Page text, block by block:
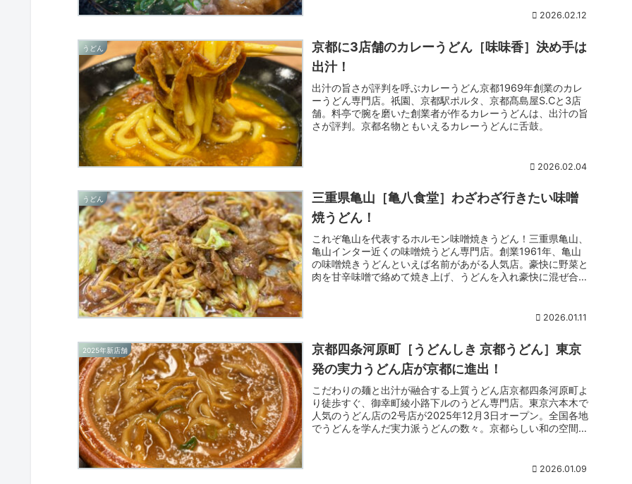
2026.02.12
うどん
京都に3店舗のカレーうどん［味味香］決め手は
出汁！
出汁の旨さが評判を呼ぶカレーうどん京都1969年創業のカレ
ーうどん専門店。祇園、京都駅ポルタ、京都髙島屋S.Cと3店
舗。料亭で腕を磨いた創業者が作るカレーうどんは、出汁の旨
さが評判。京都名物ともいえるカレーうどんに舌鼓。
2026.02.04
うどん
三重県亀山［亀八食堂］わざわざ行きたい味噌
焼うどん！
これぞ亀山を代表するホルモン味噌焼きうどん！三重県亀山、
亀山インター近くの味噌焼うどん専門店。創業1961年、亀山
の味噌焼きうどんといえば名前があがる人気店。豪快に野菜と
肉を甘辛味噌で絡めて焼き上げ、うどんを入れ豪快に混ぜ合わ
2026.01.11
2025年新店舗
京都四条河原町［うどんしき 京都うどん］東京
発の実力うどん店が京都に進出！
こだわりの麺と出汁が融合する上質うどん店京都四条河原町よ
り徒歩すぐ、御幸町綾小路下ルのうどん専門店。東京六本木で
人気のうどん店の2号店が2025年12月3日オープン。全国各地
でうどんを学んだ実力派うどんの数々。京都らしい和の空間
2026.01.09